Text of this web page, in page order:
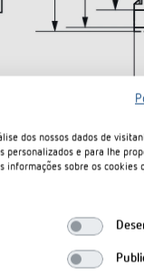
dos nossos dados de
personalizados e para lhe
informações sobre os cookies